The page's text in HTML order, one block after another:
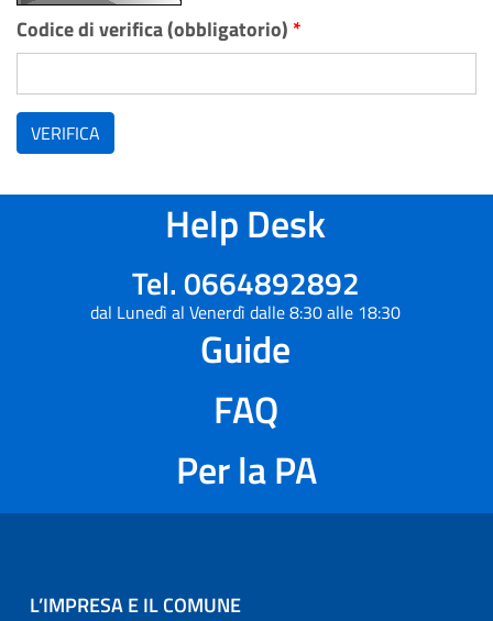
Codice di verifica (obbligatorio) *
VERIFICA
Help Desk
Tel. 0664892892
dal Lunedì al Venerdì dalle 8:30 alle 18:30
Guide
FAQ
Per la PA
L’IMPRESA E IL COMUNE